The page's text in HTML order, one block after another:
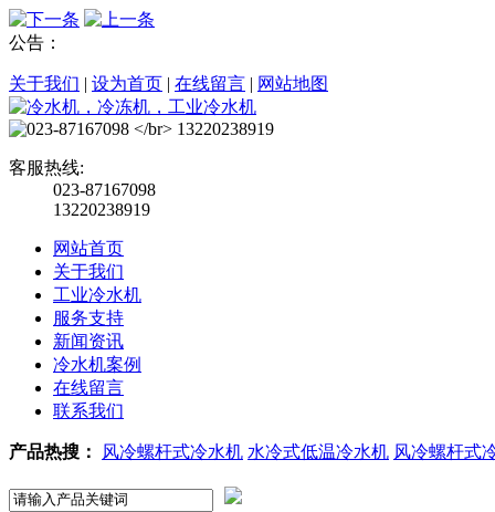
公告：
关于我们 | 设为首页 | 在线留言 | 网站地图
客服热线:
023-87167098
13220238919
网站首页
关于我们
工业冷水机
服务支持
新闻资讯
冷水机案例
在线留言
联系我们
产品热搜： 风冷螺杆式冷水机 水冷式低温冷水机 风冷螺杆式